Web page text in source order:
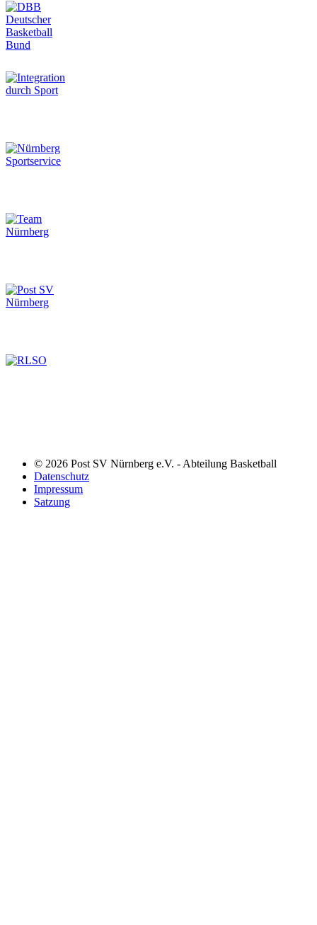
© 2026 Post SV Nürnberg e.V. - Abteilung Basketball
Datenschutz
Impressum
Satzung